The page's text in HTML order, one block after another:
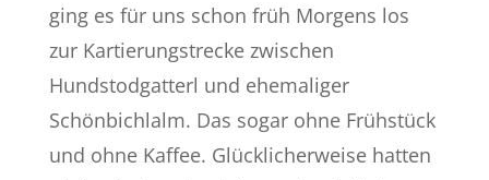
ging es für uns schon früh Morgens los
zur Kartierungstrecke zwischen
Hundstodgatterl und ehemaliger
Schönbichlalm. Das sogar ohne Frühstück
und ohne Kaffee. Glücklicherweise hatten